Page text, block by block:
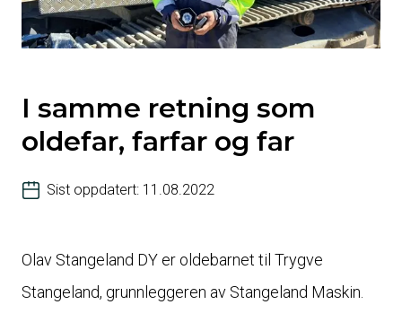
I samme retning som
oldefar, farfar og far
Sist oppdatert: 11.08.2022
Olav Stangeland DY er oldebarnet til Trygve
Stangeland, grunnleggeren av Stangeland Maskin.